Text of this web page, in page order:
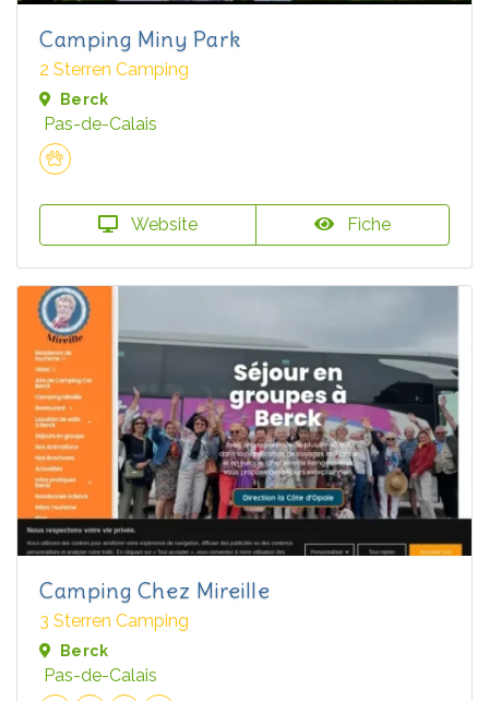
Camping Miny Park
2 Sterren Camping
Berck
Pas-de-Calais
Website Fiche
Camping Chez Mireille
3 Sterren Camping
Berck
Pas-de-Calais